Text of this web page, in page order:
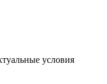
условия